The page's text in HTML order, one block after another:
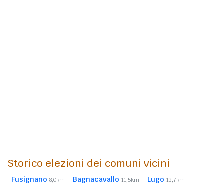
Storico elezioni dei comuni vicini
Fusignano 8,0km Bagnacavallo 11,5km Lugo 13,7km